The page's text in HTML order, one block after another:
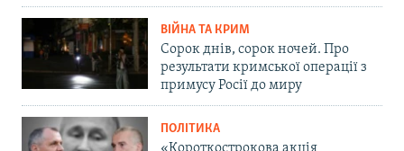
ВІЙНА ТА КРИМ
Сорок днів, сорок ночей. Про
результати кримської операції з
примусу Росії до миру
ПОЛІТИКА